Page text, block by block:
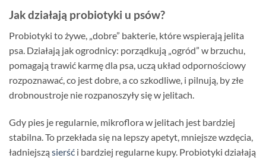
Jak działają probiotyki u psów?
Probiotyki to żywe, „dobre” bakterie, które wspierają jelita
psa. Działają jak ogrodnicy: porządkują „ogród” w brzuchu,
pomagają trawić karmę dla psa, uczą układ odpornościowy
rozpoznawać, co jest dobre, a co szkodliwe, i pilnują, by złe
drobnoustroje nie rozpanoszyły się w jelitach.
Gdy pies je regularnie, mikroflora w jelitach jest bardziej
stabilna. To przekłada się na lepszy apetyt, mniejsze wzdęcia,
ładniejszą sierść i bardziej regularne kupy. Probiotyki działają